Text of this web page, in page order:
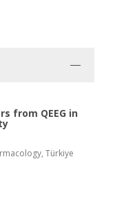
from QEEG in
Türkiye